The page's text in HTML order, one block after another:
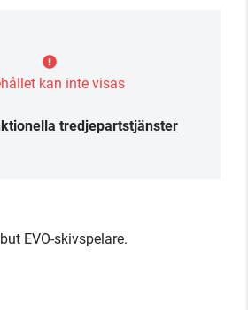
kan inte visas
tredjepartstjänster
EVO-skivspelare.